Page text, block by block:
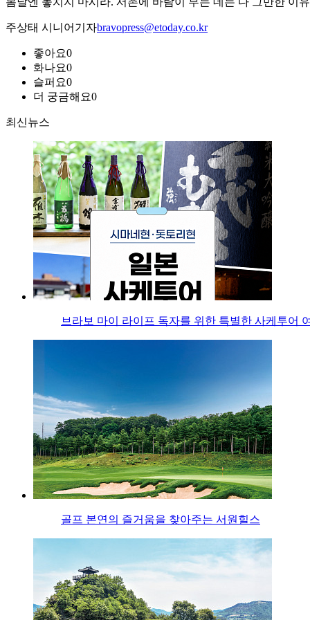
주상태 시니어기자bravopress@etoday.co.kr
좋아요0
화나요0
슬퍼요0
더 궁금해요0
최신뉴스
브라보 마이 라이프 독자를 위한 특별한 사케투어
골프 본연의 즐거움을 찾아주는 서원힐스